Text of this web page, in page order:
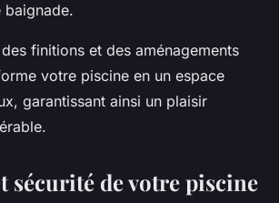
baignade.
finitions et des aménagements
votre piscine en un espace
garantissant ainsi un plaisir
sécurité de votre piscine